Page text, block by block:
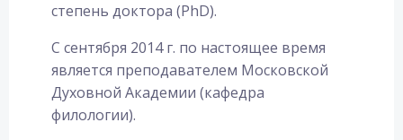
степень доктора (PhD).
С сентября 2014 г. по настоящее время
является преподавателем Московской
Духовной Академии (кафедра
филологии).